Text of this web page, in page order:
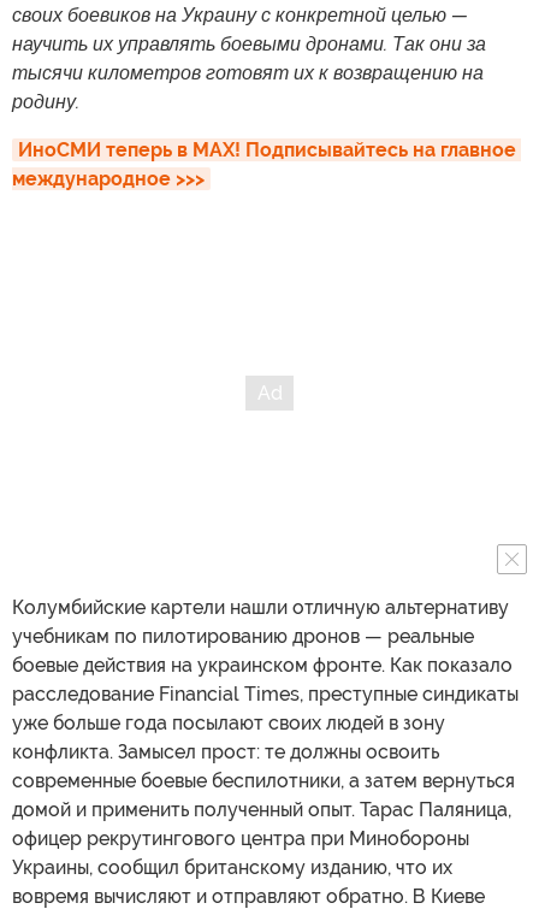
своих боевиков на Украину с конкретной целью —
научить их управлять боевыми дронами. Так они за
тысячи километров готовят их к возвращению на
родину.
ИноСМИ теперь в MAX! Подписывайтесь на главное
международное >>>
Колумбийские картели нашли отличную альтернативу
учебникам по пилотированию дронов — реальные
боевые действия на украинском фронте. Как показало
расследование Financial Times, преступные синдикаты
уже больше года посылают своих людей в зону
конфликта. Замысел прост: те должны освоить
современные боевые беспилотники, а затем вернуться
домой и применить полученный опыт. Тарас Паляница,
офицер рекрутингового центра при Минобороны
Украины, сообщил британскому изданию, что их
вовремя вычисляют и отправляют обратно. В Киеве